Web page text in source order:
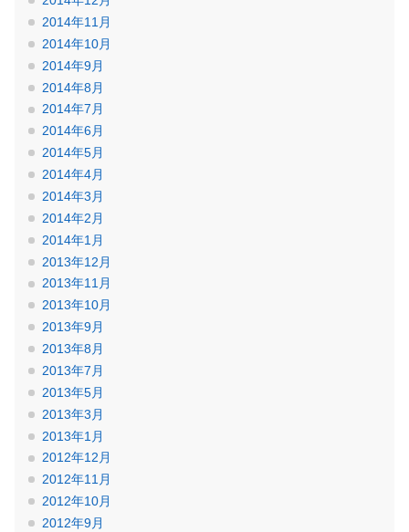
2014年11月
2014年10月
2014年9月
2014年8月
2014年7月
2014年6月
2014年5月
2014年4月
2014年3月
2014年2月
2014年1月
2013年12月
2013年11月
2013年10月
2013年9月
2013年8月
2013年7月
2013年5月
2013年3月
2013年1月
2012年12月
2012年11月
2012年10月
2012年9月